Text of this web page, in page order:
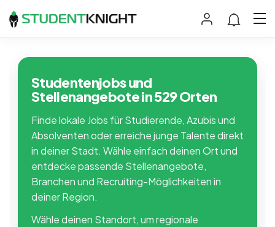
Studentenjobs und
Stellenangebote in 529 Orten
Finde lokale Jobs für Studierende, Azubis und
Absolventen oder erreiche junge Talente direkt
in deiner Stadt. Wähle einfach deinen Ort und
entdecke passende Stellenangebote,
Branchen und Recruiting-Möglichkeiten in
deiner Region.
Wähle deinen Standort, um regionale